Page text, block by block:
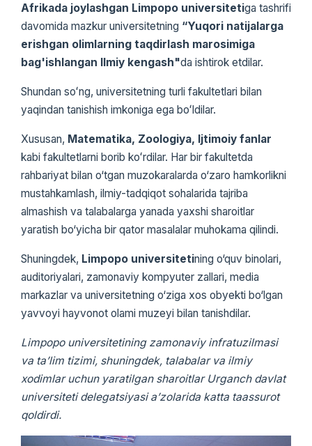
Afrikada joylashgan Limpopo universitetiga tashrifi
davomida mazkur universitetning “Yuqori natijalarga
erishgan olimlarning taqdirlash marosimiga
bag'ishlangan Ilmiy kengash"da ishtirok etdilar.
Shundan soʻng, universitetning turli fakultetlari bilan
yaqindan tanishish imkoniga ega boʻldilar.
Xususan, Matematika, Zoologiya, Ijtimoiy fanlar
kabi fakultetlarni borib koʻrdilar. Har bir fakultetda
rahbariyat bilan o‘tgan muzokaralarda o‘zaro hamkorlikni
mustahkamlash, ilmiy-tadqiqot sohalarida tajriba
almashish va talabalarga yanada yaxshi sharoitlar
yaratish bo‘yicha bir qator masalalar muhokama qilindi.
Shuningdek, Limpopo universitetining o‘quv binolari,
auditoriyalari, zamonaviy kompyuter zallari, media
markazlar va universitetning o‘ziga xos obyekti bo‘lgan
yavvoyi hayvonot olami muzeyi bilan tanishdilar.
Limpopo universitetining zamonaviy infratuzilmasi
va ta’lim tizimi, shuningdek, talabalar va ilmiy
xodimlar uchun yaratilgan sharoitlar Urganch davlat
universiteti delegatsiyasi a’zolarida katta taassurot
qoldirdi.